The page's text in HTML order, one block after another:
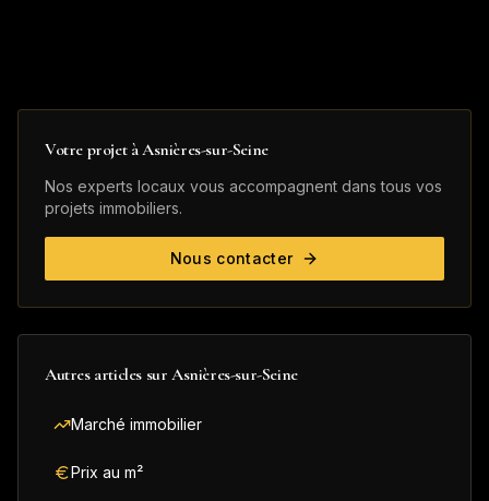
Votre projet àAsnières-sur-Seine
Nos experts locaux vous accompagnent dans tous vos
projets immobiliers.
Nous contacter
Autres articles sur Asnières-sur-Seine
Marché immobilier
Prix au m²